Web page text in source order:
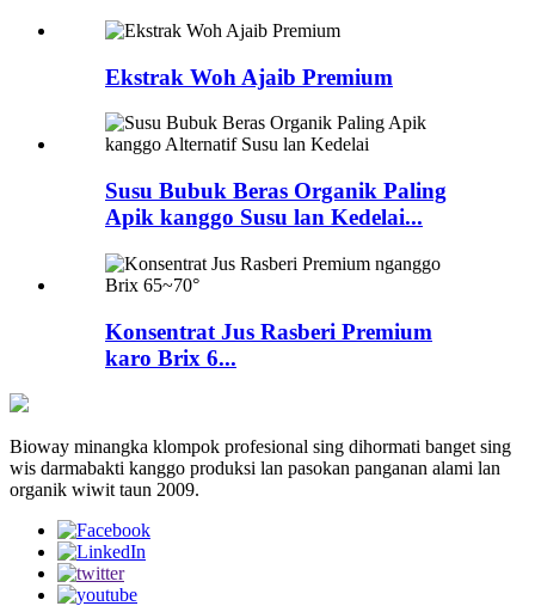
Ekstrak Woh Ajaib Premium
Susu Bubuk Beras Organik Paling
Apik kanggo Susu lan Kedelai...
Konsentrat Jus Rasberi Premium
karo Brix 6...
Bioway minangka klompok profesional sing dihormati banget sing
wis darmabakti kanggo produksi lan pasokan panganan alami lan
organik wiwit taun 2009.